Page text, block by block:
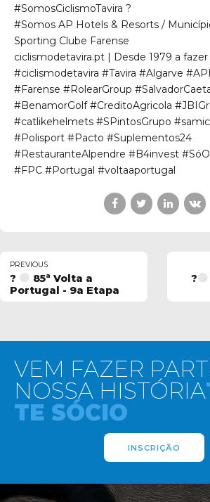
#SomosCiclismoTavira ?
#Somos AP Hotels & Resorts /
Sporting Clube Farense
ciclismodetavira.pt | Desde 1979 a fazer
#ciclismodetavira #Tavira #Algarve
#Farense #RolearGroup
#BenamorGolf #CreditoAgricola
#catlikehelmets #SPintosGrupo
#Polisport #Pacto #Suplementos24
#RestauranteAlpendre #B4invest
#FPC #Portugal #voltaaportugal
PREVIOUS
?
85ª Volta a
Portugal - 9a Etapa
?
VEM FAZER
NOSSA HISTÓRIA
TE SÓCIO
INSCRIÇÃO